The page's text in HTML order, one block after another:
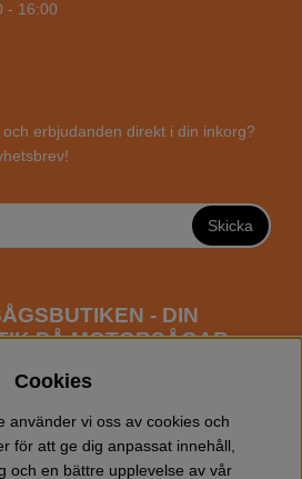
- 16:00
erbjudanden direkt i din inkorg?
Skicka
- DIN
PÅ MOTORSÅGAR
och professionella användare av
ett brett sortiment av
Cookies
använder vi oss av cookies och
för att ge dig anpassat innehåll,
och en bättre upplevelse av vår